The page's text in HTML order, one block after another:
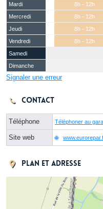
Mardi
8h - 12h
Mercredi
8h - 12h
Jeudi
8h - 12h
Vendredi
8h - 12h
Samedi
Dimanche
Signaler une erreur
Contact
Téléphone Téléphoner au
Site web
Plan et adresse